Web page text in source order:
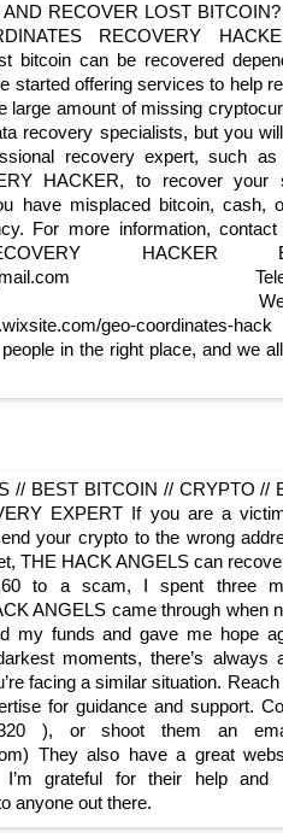
RECOVER LOST
RECOVERY
bitcoin can be recovered
started offering services to help
large amount of missing
recovery specialists, but you
recovery expert, such as
HACKER, to recover your
have misplaced bitcoin, cash,
For more information,
HACKER
geo-coordinates-
in the right place, and we
// BEST BITCOIN // CRYPTO //
EXPERT If you are a
your crypto to the wrong
THE HACK ANGELS can
to a scam, I spent three
ANGELS came through when
my funds and gave me hope
moments, there’s always
facing a similar situation.
for guidance and support.
2320 ), or shoot them an
They also have a great
I’m grateful for their help and
anyone out there.